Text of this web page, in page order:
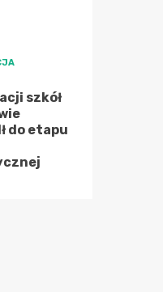
szkół
do etapu